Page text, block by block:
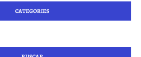
CATEGORIES